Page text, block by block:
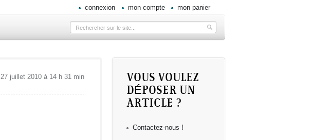
connexion mon compte mon panier
27 juillet 2010 à 14 h 31 min
VOUS VOULEZ
DÉPOSER UN
ARTICLE ?
Contactez-nous !